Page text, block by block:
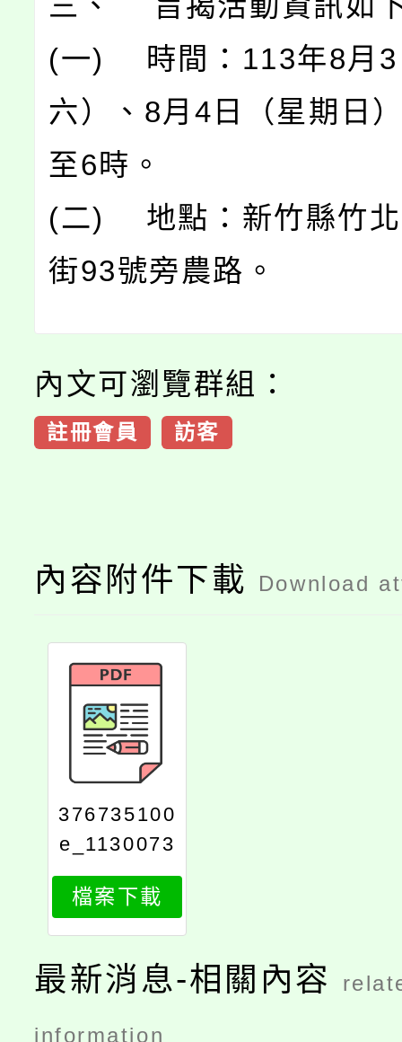
(一) 時間：113年8月3
六）、8月4日（星期日
至6時。
(二) 地點：新竹縣竹北
街93號旁農路。
內文可瀏覽群組：
註冊會員 訪客
內容附件下載 Download
376735100
e_1130073
303_attach
1
檔案下載
最新消息-相關內容
information